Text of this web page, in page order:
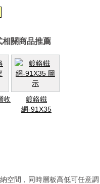
關商品推薦
收
鍍鉻鐵
網-91X35
空間，同時層板高低可任意調